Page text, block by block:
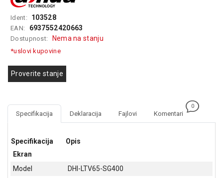
EELEKTRO
ZAŠTITA
SISTEMI
FOTOKOPIRI
I KAMERE
Ident: 103528
EAN: 6937552420663
Dostupnost: Nema na stanju
*uslovi kupovine
Proverite stanje
Specifikacija Deklaracija Fajlovi Komentari
0
Specifikacija
Opis
Ekran
Model
DHI-LTV65-SG400